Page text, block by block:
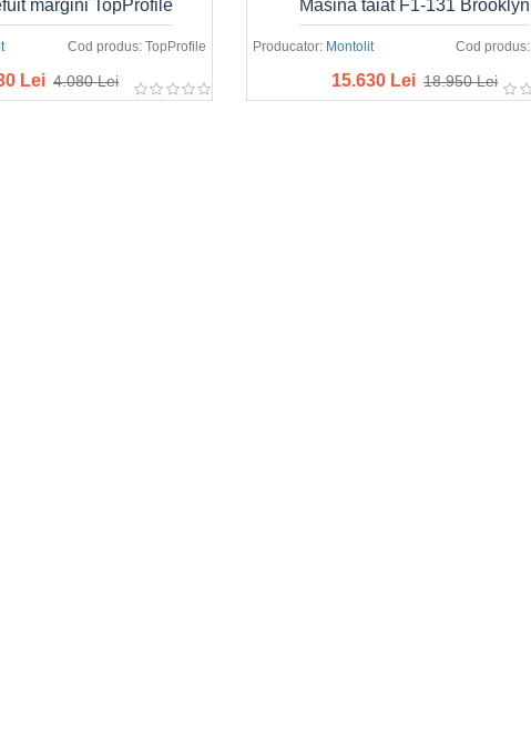
Cod produs: TopProfile
margini TopProfile
Lei 4.080 Lei
Producator: Montolit Cod produs:
Masina taiat F1-131 Brooklyn
15.630 Lei 18.950 Lei